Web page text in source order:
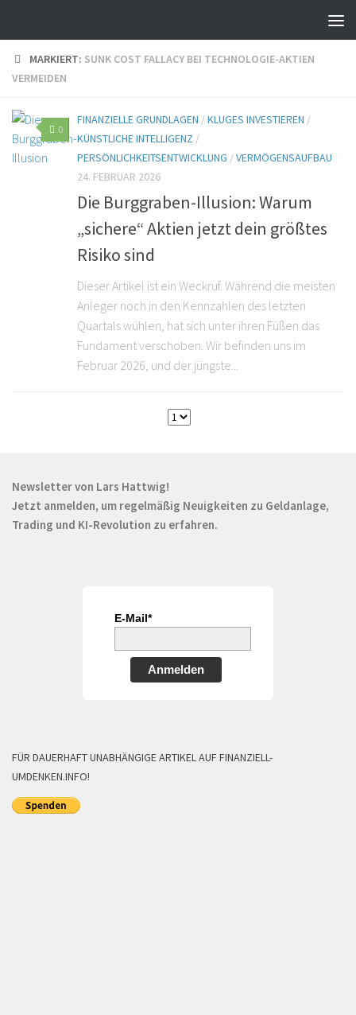
MARKIERT: SUNK COST FALLACY BEI TECHNOLOGIE-AKTIEN
VERMEIDEN
0
FINANZIELLE GRUNDLAGEN /KLUGES INVESTIEREN /
KÜNSTLICHE INTELLIGENZ /
PERSÖNLICHKEITSENTWICKLUNG /VERMÖGENSAUFBAU
24. FEBRUAR 2026
Die Burggraben-Illusion: Warum
„sichere“ Aktien jetzt dein größtes
Risiko sind
Dieser Artikel ist ein Weckruf. Während die meisten
Anleger noch in den Kennzahlen des letzten
Quartals wühlen, hat sich unter ihren Füßen das
Fundament verschoben. Wir befinden uns im
Februar 2026, und der jüngste...
Newsletter von Lars Hattwig!
Jetzt anmelden, um regelmäßig Neuigkeiten zu Geldanlage,
Trading und KI-Revolution zu erfahren.
E-Mail*
Anmelden
FÜR DAUERHAFT UNABHÄNGIGE ARTIKEL AUF FINANZIELL-
UMDENKEN.INFO!